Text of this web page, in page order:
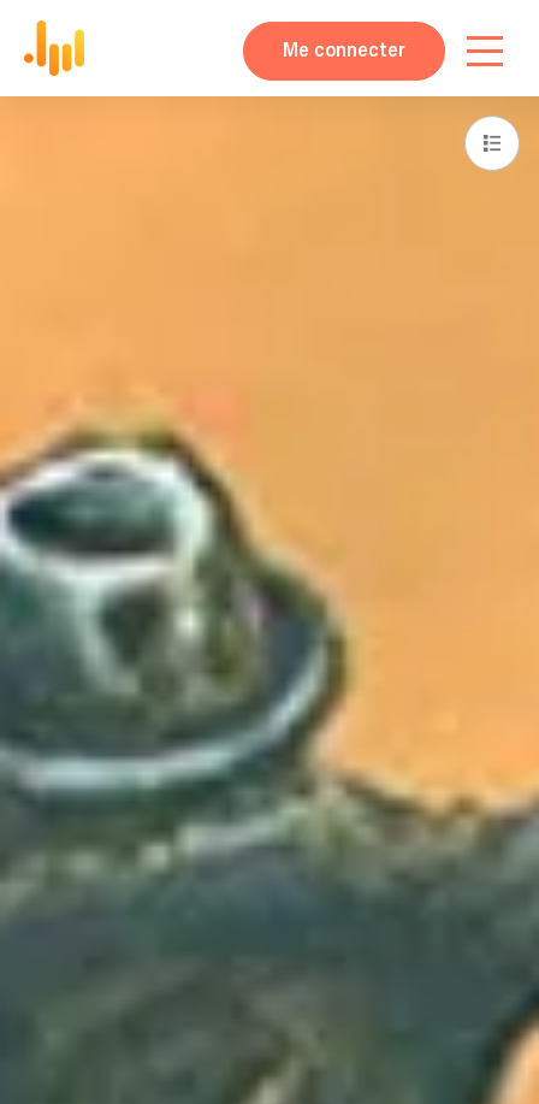
Me connecter